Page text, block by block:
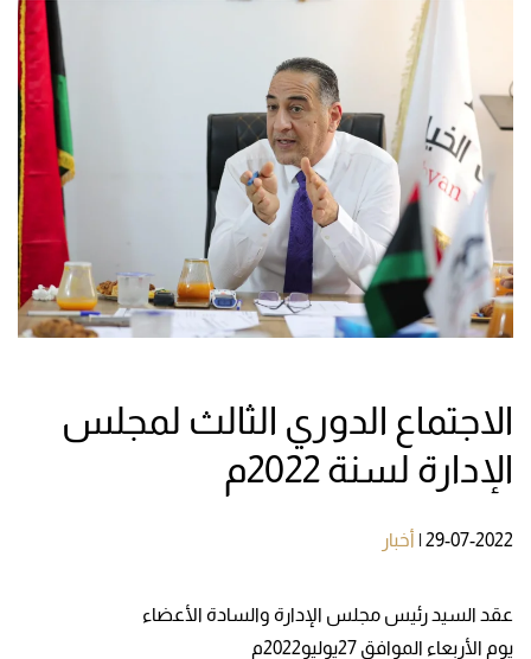
الاجتماع الدوري الثالث لمجلس
الإدارة لسنة 2022م
29-07-2022
| أخبار
عقد السيد رئيس مجلس الإدارة والسادة الأعضاء
يوم الأربعاء الموافق 27يوليو2022م